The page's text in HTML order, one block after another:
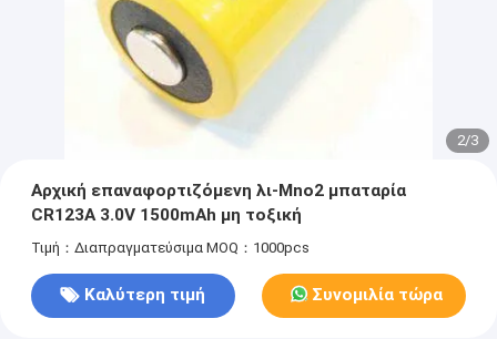
2/3
Αρχική επαναφορτιζόμενη λι-Mno2 μπαταρία
CR123A 3.0V 1500mAh μη τοξική
Τιμή：Διαπραγματεύσιμα MOQ：1000pcs
Καλύτερη τιμή Συνομιλία τώρα